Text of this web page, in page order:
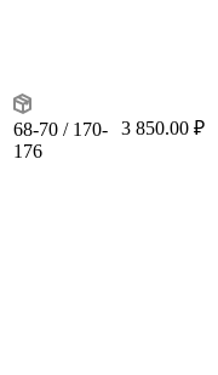
68-70 / 170-
176
3 850.00 ₽